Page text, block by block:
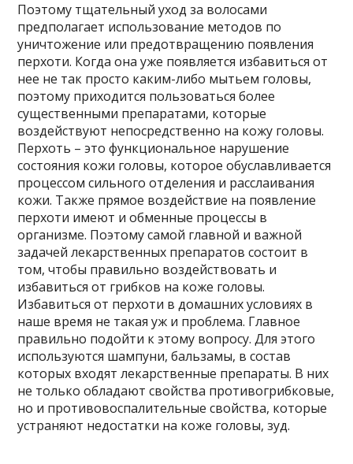
Поэтому тщательный уход за волосами
предполагает использование методов по
уничтожение или предотвращению появления
перхоти. Когда она уже появляется избавиться от
нее не так просто каким-либо мытьем головы,
поэтому приходится пользоваться более
существенными препаратами, которые
воздействуют непосредственно на кожу головы.
Перхоть – это функциональное нарушение
состояния кожи головы, которое обуславливается
процессом сильного отделения и расслаивания
кожи. Также прямое воздействие на появление
перхоти имеют и обменные процессы в
организме. Поэтому самой главной и важной
задачей лекарственных препаратов состоит в
том, чтобы правильно воздействовать и
избавиться от грибков на коже головы.
Избавиться от перхоти в домашних условиях в
наше время не такая уж и проблема. Главное
правильно подойти к этому вопросу. Для этого
используются шампуни, бальзамы, в состав
которых входят лекарственные препараты. В них
не только обладают свойства противогрибковые,
но и противовоспалительные свойства, которые
устраняют недостатки на коже головы, зуд.